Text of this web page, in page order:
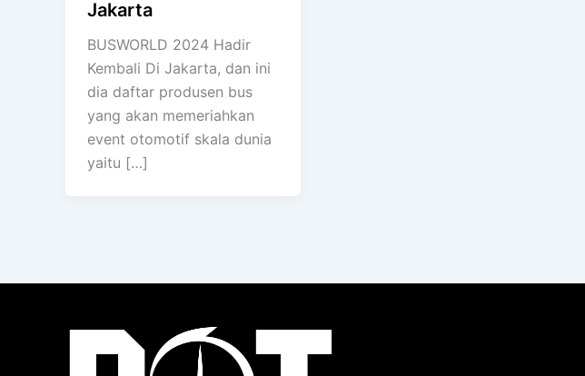
Jakarta
BUSWORLD 2024 Hadir
Kembali Di Jakarta, dan ini
dia daftar produsen bus
yang akan memeriahkan
event otomotif skala dunia
yaitu […]